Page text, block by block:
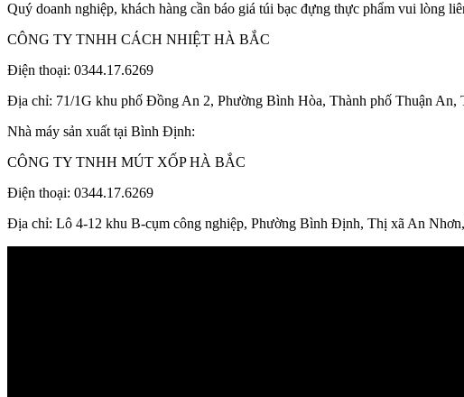
Quý doanh nghiệp, khách hàng cần báo giá túi bạc đựng thực phẩm vui lòng
CÔNG TY TNHH CÁCH NHIỆT HÀ BẮC
Điện thoại: 0344.17.6269
Địa chỉ: 71/1G khu phố Đồng An 2, Phường Bình Hòa, Thành phố Thuận An,
Nhà máy sản xuất tại Bình Định:
CÔNG TY TNHH MÚT XỐP HÀ BẮC
Điện thoại: 0344.17.6269
Địa chỉ: Lô 4-12 khu B-cụm công nghiệp, Phường Bình Định, Thị xã An